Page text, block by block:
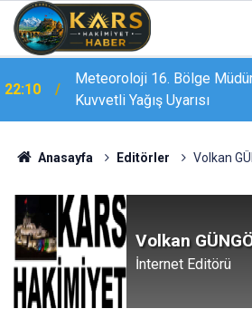
21:23 Bursa'da tarlalık alanı ateşe
Anasayfa Editörler Volkan
Volkan
İnternet Editörü